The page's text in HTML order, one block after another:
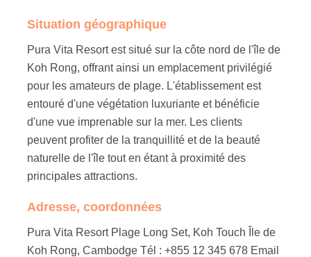
Situation géographique
Pura Vita Resort est situé sur la côte nord de l'île de
Koh Rong, offrant ainsi un emplacement privilégié
pour les amateurs de plage. L'établissement est
entouré d'une végétation luxuriante et bénéficie
d'une vue imprenable sur la mer. Les clients
peuvent profiter de la tranquillité et de la beauté
naturelle de l'île tout en étant à proximité des
principales attractions.
Adresse, coordonnées
Pura Vita Resort Plage Long Set, Koh Touch Île de
Koh Rong, Cambodge Tél : +855 12 345 678 Email